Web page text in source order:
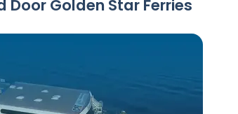
Golden Star Ferries